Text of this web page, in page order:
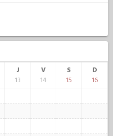
J
13
V
14
S
15
D
16